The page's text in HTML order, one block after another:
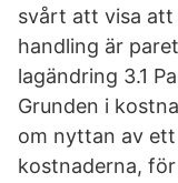
svårt att visa
handling är
lagändring 3.1
Grunden i
om nyttan av
kostnaderna,